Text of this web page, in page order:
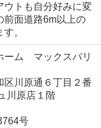
ウトも自分好みに変
前面道路6m以上の
。
ーム マックスバリ
区川原通６丁目２番
川原店１階
号